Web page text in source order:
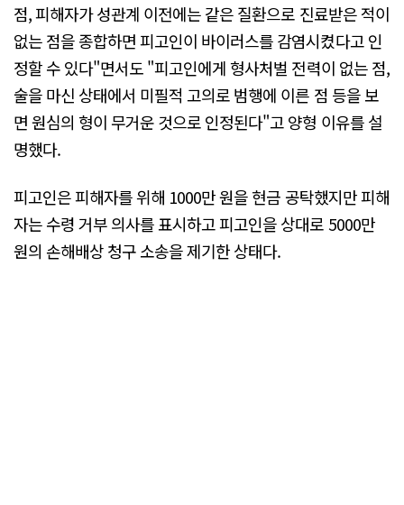
점, 피해자가 성관계 이전에는 같은 질환으로 진료받은 적이
없는 점을 종합하면 피고인이 바이러스를 감염시켰다고 인
정할 수 있다"면서도 "피고인에게 형사처벌 전력이 없는 점,
술을 마신 상태에서 미필적 고의로 범행에 이른 점 등을 보
면 원심의 형이 무거운 것으로 인정된다"고 양형 이유를 설
명했다.
피고인은 피해자를 위해 1000만 원을 현금 공탁했지만 피해
자는 수령 거부 의사를 표시하고 피고인을 상대로 5000만
원의 손해배상 청구 소송을 제기한 상태다.